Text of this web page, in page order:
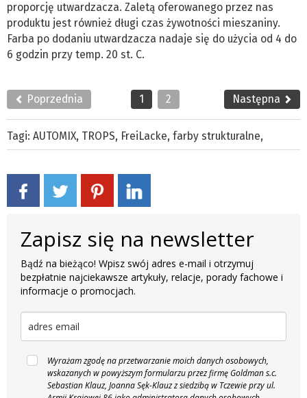
proporcję utwardzacza. Zaletą oferowanego przez nas
produktu jest również długi czas żywotności mieszaniny.
Farba po dodaniu utwardzacza nadaje się do użycia od 4 do
6 godzin przy temp. 20 st. C.
Poprzednia 1 2 Następna
Tagi: AUTOMIX, TROPS, FreiLacke, farby strukturalne,
Zapisz się na newsletter
Bądź na bieżąco! Wpisz swój adres e-mail i otrzymuj
bezpłatnie najciekawsze artykuły, relacje, porady fachowe i
informacje o promocjach.
Wyrażam zgodę na przetwarzanie moich danych osobowych,
wskazanych w powyższym formularzu przez firmę Goldman s.c.
Sebastian Klauz, Joanna Sęk-Klauz z siedzibą w Tczewie przy ul.